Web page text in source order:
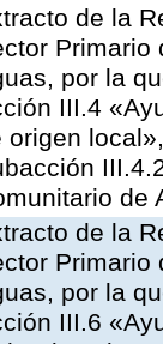
de la
Primario
por la
III.4
origen
de
de la
Primario
por la
III.6